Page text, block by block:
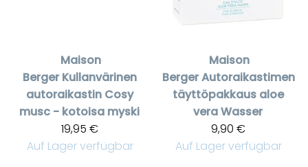
Maison
Berger Kullanvärinen
autoraikastin Cosy
musc - kotoisa myski
19,95 €
Auf Lager verfügbar
Maison
BergerAutoraikastimen
täyttöpakkaus aloe
vera Wasser
9,90 €
Auf Lager verfügbar